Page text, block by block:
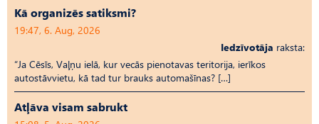
Kā organizēs satiksmi?
19:47, 6. Aug, 2026
Iedzīvotāja raksta:
“Ja Cēsīs, Vaļņu ielā, kur vecās pienotavas teritorija, ierīkos
autostāvvietu, kā tad tur brauks automašīnas? […]
Atļāva visam sabrukt